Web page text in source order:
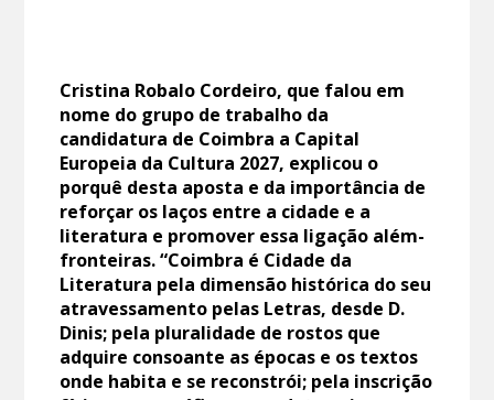
Cristina Robalo Cordeiro, que falou em
nome do grupo de trabalho da
candidatura de Coimbra a Capital
Europeia da Cultura 2027, explicou o
porquê desta aposta e da importância de
reforçar os laços entre a cidade e a
literatura e promover essa ligação além-
fronteiras. “Coimbra é Cidade da
Literatura pela dimensão histórica do seu
atravessamento pelas Letras, desde D.
Dinis; pela pluralidade de rostos que
adquire consoante as épocas e os textos
onde habita e se reconstrói; pela inscrição